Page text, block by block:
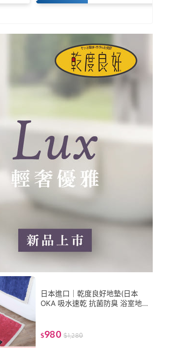
日本進口｜乾度良好地墊(日本
OKA 吸水速乾 抗菌防臭 浴室地
$980 $1,280